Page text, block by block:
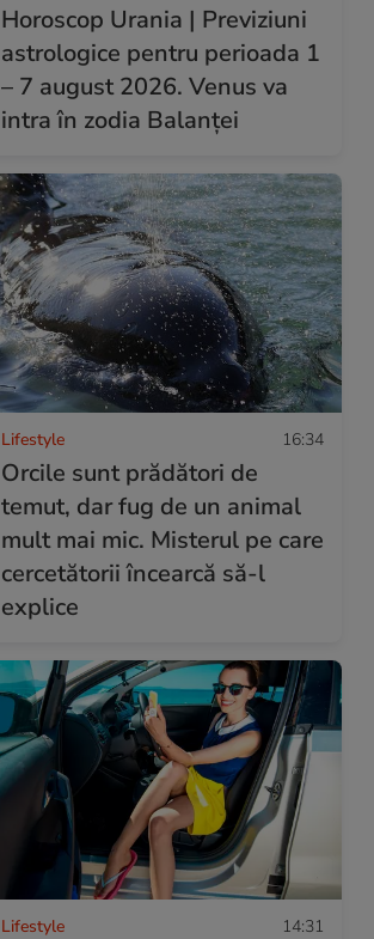
Horoscop Urania | Previziuni
astrologice pentru perioada 1
– 7 august 2026. Venus va
intra în zodia Balanței
Lifestyle 16:34
Orcile sunt prădători de
temut, dar fug de un animal
mult mai mic. Misterul pe care
cercetătorii încearcă să-l
explice
Lifestyle 14:31